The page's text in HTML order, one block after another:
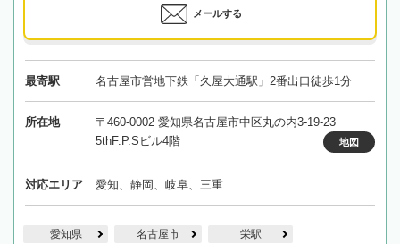
メールする
最寄駅 名古屋市営地下鉄「久屋大通駅」2番出口徒歩1分
所在地
〒460-0002 愛知県名古屋市中区丸の内3-19-23
5thF.P.Sビル4階
地図
対応エリア 愛知、静岡、岐阜、三重
愛知県 名古屋市 栄駅